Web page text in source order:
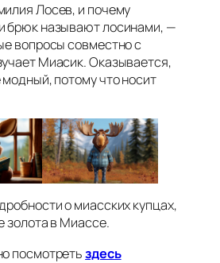
Лосев, и почему
брюк называют лосинами, —
вопросы совместно с
Миасик. Оказывается,
потому что носит
о миасских купцах,
золота в Миассе.
посмотретьздесь